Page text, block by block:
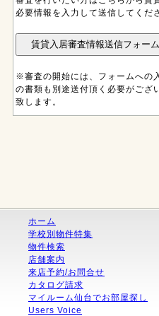
必要情報を入力して送信してくだ
※審査の開始には、フォームへの
の書類も別途送付頂く必要がござ
致します。
ホーム
学校別物件特集
物件検索
店舗案内
来店予約/お問合せ
カタログ請求
マイルーム仙台でお部屋探し
Users Voice